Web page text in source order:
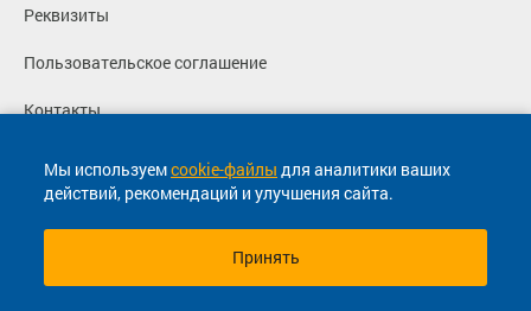
Мы используемcookie-файлы для аналитики ваших
действий, рекомендаций и улучшения сайта.
Принять
Реквизиты
Пользовательское соглашение
Контакты
Политика конфиденциальности
Перевозчикам
© 2013-2026, ООО "Капитал"- Онлайн сервис продажи